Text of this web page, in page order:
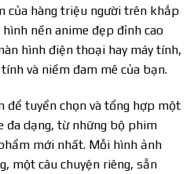
của hàng triệu người trên khắp
nền anime đẹp đỉnh cao
hình điện thoại hay máy tính,
và niềm đam mê của bạn.
để tuyển chọn và tổng hợp một
đa dạng, từ những bộ phim
mới nhất. Mỗi hình ảnh
một câu chuyện riêng, sẵn